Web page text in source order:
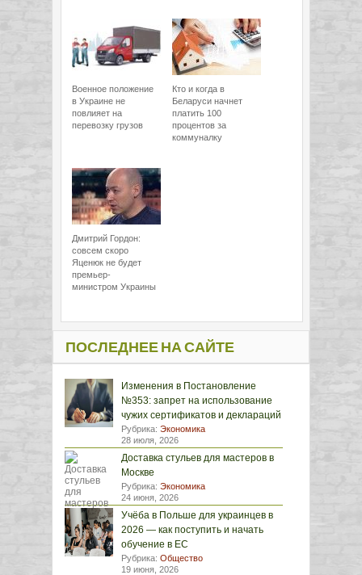
Военное положение
в Украине не
повлияет на
перевозку грузов
Кто и когда в
Беларуси начнет
платить 100
процентов за
коммуналку
Дмитрий Гордон:
совсем скоро
Яценюк не будет
премьер-
министром Украины
ПОСЛЕДНЕЕ НА САЙТЕ
Изменения в Постановление
№353: запрет на использование
чужих сертификатов и деклараций
Рубрика: Экономика
28 июля, 2026
Доставка стульев для мастеров в
Москве
Рубрика: Экономика
24 июня, 2026
Учёба в Польше для украинцев в
2026 — как поступить и начать
обучение в ЕС
Рубрика: Общество
19 июня, 2026